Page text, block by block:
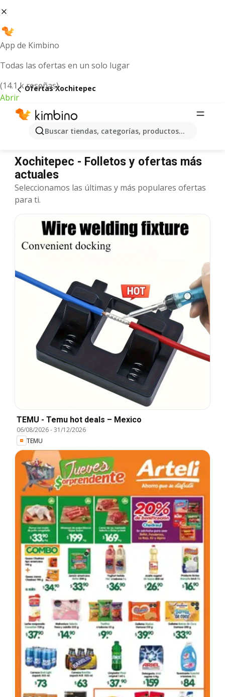
App de Kimbino
Todas las ofertas en un solo lugar
(14.1 k reseñas)
Abrir
Buscar tiendas, categorías, productos...
Ofertas Xochitepec
Xochitepec - Folletos y ofertas más
actuales
Seleccionamos las últimas y más populares ofertas
para ti.
TEMU - Temu hot deals – Mexico
06/08/2026-31/12/2026
TEMU